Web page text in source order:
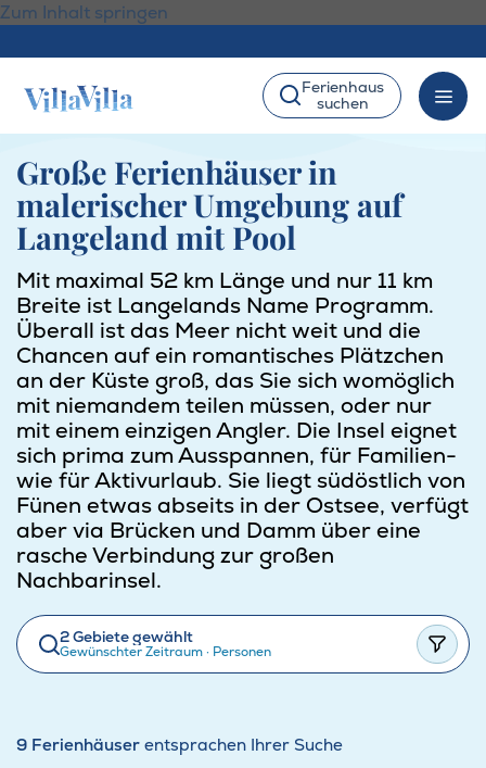
Zum Inhalt springen
Ferienhaus
suchen
Große Ferienhäuser in
malerischer Umgebung auf
Langeland mit Pool
Mit maximal 52 km Länge und nur 11 km
Breite ist Langelands Name Programm.
Überall ist das Meer nicht weit und die
Chancen auf ein romantisches Plätzchen
an der Küste groß, das Sie sich womöglich
mit niemandem teilen müssen, oder nur
mit einem einzigen Angler. Die Insel eignet
sich prima zum Ausspannen, für Familien-
wie für Aktivurlaub. Sie liegt südöstlich von
Fünen etwas abseits in der Ostsee, verfügt
aber via Brücken und Damm über eine
rasche Verbindung zur großen
Nachbarinsel.
2 Gebiete gewählt
Gewünschter Zeitraum· Personen
9 Ferienhäuser entsprachen Ihrer Suche